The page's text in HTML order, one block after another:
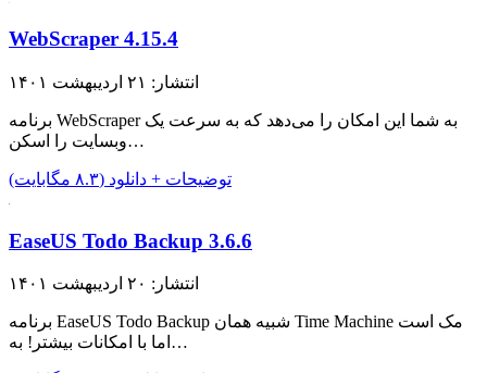
WebScraper 4.15.4
انتشار: ۲۱ اردیبهشت ۱۴۰۱
برنامه WebScraper به شما این امکان را می‌دهد که به سرعت یک
وبسایت را اسکن…
توضیحات + دانلود (۸.۳ مگابایت)
EaseUS Todo Backup 3.6.6
انتشار: ۲۰ اردیبهشت ۱۴۰۱
برنامه EaseUS Todo Backup شبیه همان Time Machine مک است
اما با امکانات بیشتر! به…